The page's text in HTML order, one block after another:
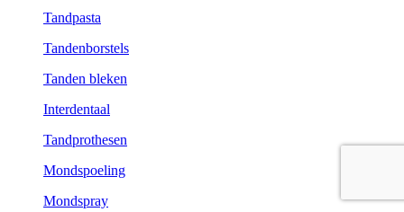
Tandpasta
Tandenborstels
Tanden bleken
Interdentaal
Tandprothesen
Mondspoeling
Mondspray